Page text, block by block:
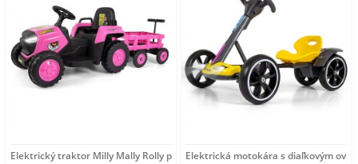
Elektrický traktor Milly Mally Rolly pink ružováElektrická motokára s diaľkovým